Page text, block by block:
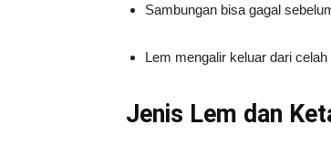
Sambungan bisa gagal
Lem mengalir keluar dari
Jenis Lem dan